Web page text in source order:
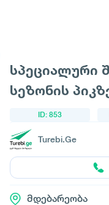
სპეციალური
სეზონის
ID: 853
Turebi.Ge
მდებარეობა